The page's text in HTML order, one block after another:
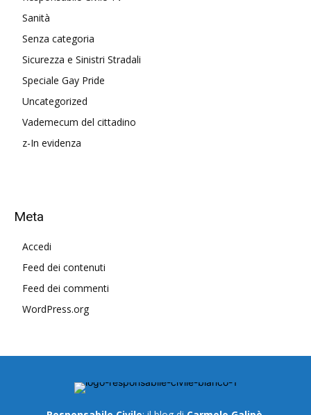
Sanità
Senza categoria
Sicurezza e Sinistri Stradali
Speciale Gay Pride
Uncategorized
Vademecum del cittadino
z-In evidenza
Meta
Accedi
Feed dei contenuti
Feed dei commenti
WordPress.org